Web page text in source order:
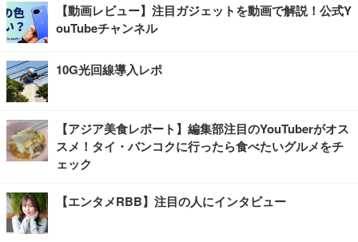
【動画レビュー】注目ガジェットを動画で解説！公式Y
ouTubeチャンネル
10G光回線導入レポ
【アジア美食レポート】編集部注目のYouTuberがオス
スメ！タイ・バンコクに行ったら食べたいグルメをチ
ェック
【エンタメRBB】注目の人にインタビュー